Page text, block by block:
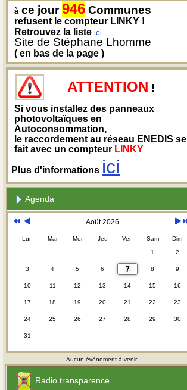
à ce jour946 Communes
refusent le compteur LINKY !
Retrouvez la liste ici
Site de Stéphane Lhomme
( en bas de la page )
ATTENTION !
Si vous installez des panneaux
photovoltaïques en
Autoconsommation,
le raccordement au réseau ENEDIS se
fait avec un compteur LINKY
Plus d'informations ici
Agenda
Août 2026
Lun Mar Mer Jeu Ven Sam Dim
1 2
3 4 5 6 7 8 9
10 11 12 13 14 15 16
17 18 19 20 21 22 23
24 25 26 27 28 29 30
31
Aucun évènement à venir!
Radio transparence